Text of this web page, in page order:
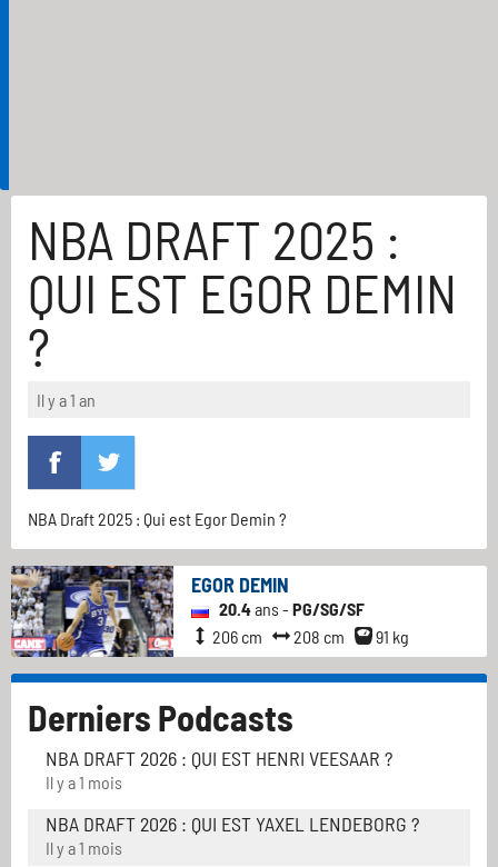
NBA DRAFT 2025 :
QUI EST EGOR DEMIN
?
Il y a 1 an
NBA Draft 2025 : Qui est Egor Demin ?
EGOR DEMIN
20.4ans - PG/SG/SF
206 cm
208 cm 91 kg
Derniers Podcasts
NBA DRAFT 2026 : QUI EST HENRI VEESAAR ?
Il y a 1 mois
NBA DRAFT 2026 : QUI EST YAXEL LENDEBORG ?
Il y a 1 mois